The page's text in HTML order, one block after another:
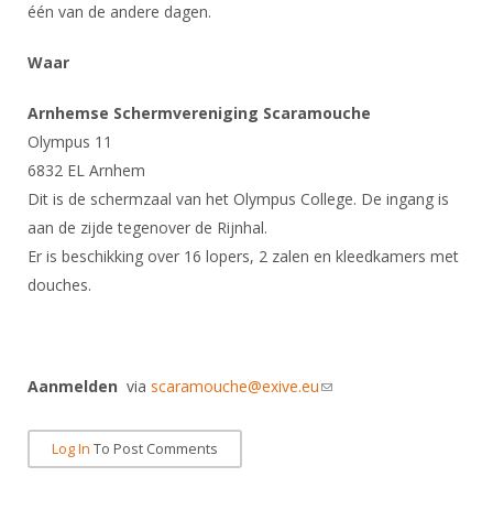
één van de andere dagen.
Waar
Arnhemse Schermvereniging Scaramouche
Olympus 11
6832 EL Arnhem
Dit is de schermzaal van het Olympus College. De ingang is
aan de zijde tegenover de Rijnhal.
Er is beschikking over 16 lopers, 2 zalen en kleedkamers met
douches.
Aanmelden via scaramouche@exive.eu(link sends e-mail)
Log In To Post Comments